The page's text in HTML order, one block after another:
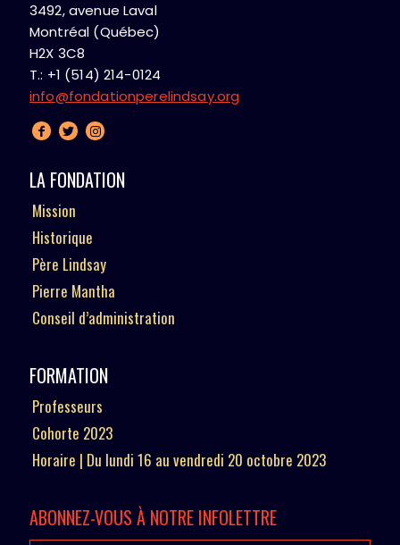
3492, avenue Laval
Montréal (Québec)
H2X 3C8
T.: +1 (514) 214-0124
info@fondationperelindsay.org
LA FONDATION
Mission
Historique
Père Lindsay
Pierre Mantha
Conseil d’administration
FORMATION
Professeurs
Cohorte 2023
Horaire | Du lundi 16 au vendredi 20 octobre 2023
ABONNEZ-VOUS À NOTRE INFOLETTRE